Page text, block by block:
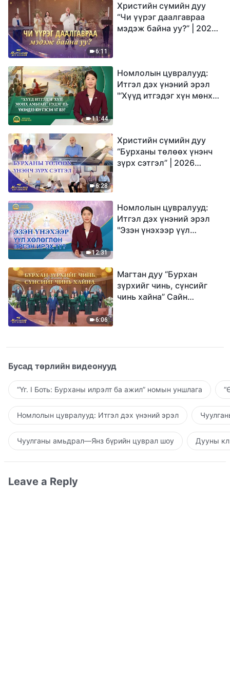
6:11
Христийн сүмийн дуу
“Чи үүрэг даалгавраа
мэдэж байна уу?” | 2026
11:44
Номлолын цувралууд:
Итгэл дэх үнэний эрэл
"‘Хүүд итгэдэг хүн мөнх
6:28
Христийн сүмийн дуу
“Бурханы төлөөх үнэнч
зүрх сэтгэл” | 2026
12:31
Номлолын цувралууд:
Итгэл дэх үнэний эрэл
"Эзэн үнэхээр үүл
6:06
Магтан дуу “Бурхан
зүрхийг чинь, сүнсийг
чинь хайна” Сайн
Бусад төрлийн видеонууд
“Үг. I Боть: Бурханы илрэлт ба ажил” номын уншлага
Номлолын цувралууд: Итгэл дэх үнэний эрэл
Чуулганы амьдрал—Янз бүрийн цуврал шоу Дууны
Leave a Reply